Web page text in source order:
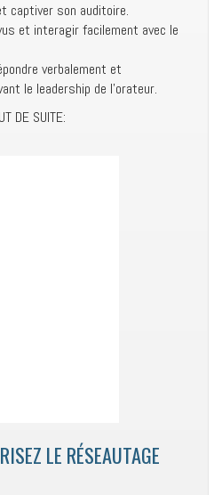
captiver son auditoire.
et interagir facilement avec le
verbalement et
le leadership de l’orateur.
DE SUITE:
LE RÉSEAUTAGE